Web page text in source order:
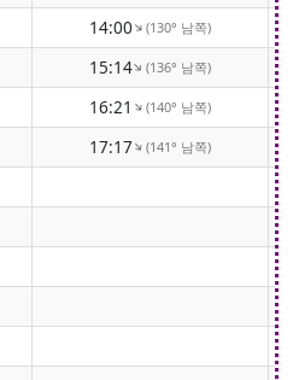
14:00↑(130° 남쪽)
15:14↑(136° 남쪽)
16:21↑(140° 남쪽)
17:17↑(141° 남쪽)